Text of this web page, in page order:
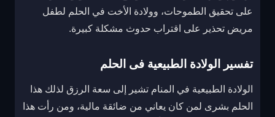
على تحقيق الطموحات، وولادة الأخت في الحلم لطفل
مريض تحذير على اقتراب حدوث مشكلة كبيرة.
تفسير الولادة الطبيعية فى الحلم
الولادة الطبيعية في المنام تشير إلى سعة الرزق لذلك هذا
الحلم بشرى لمن كان يعاني من ضائقة مالية، ومن رأت هذا